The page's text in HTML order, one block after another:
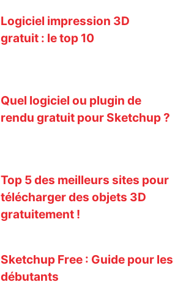
Logiciel impression 3D
gratuit : le top 10
Quel logiciel ou plugin de
rendu gratuit pour Sketchup ?
Top 5 des meilleurs sites pour
télécharger des objets 3D
gratuitement !
Sketchup Free : Guide pour les
débutants